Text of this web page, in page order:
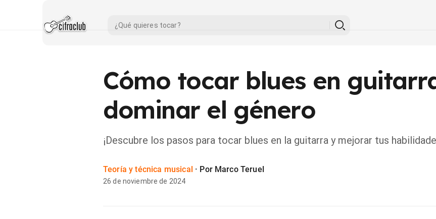
Cómo tocar blues en
dominar el género
¡Descubre los pasos para tocar blues en la guitarra y mejorar tus
Teoría y técnica musical · Por Marco Teruel
26 de noviembre de 2024